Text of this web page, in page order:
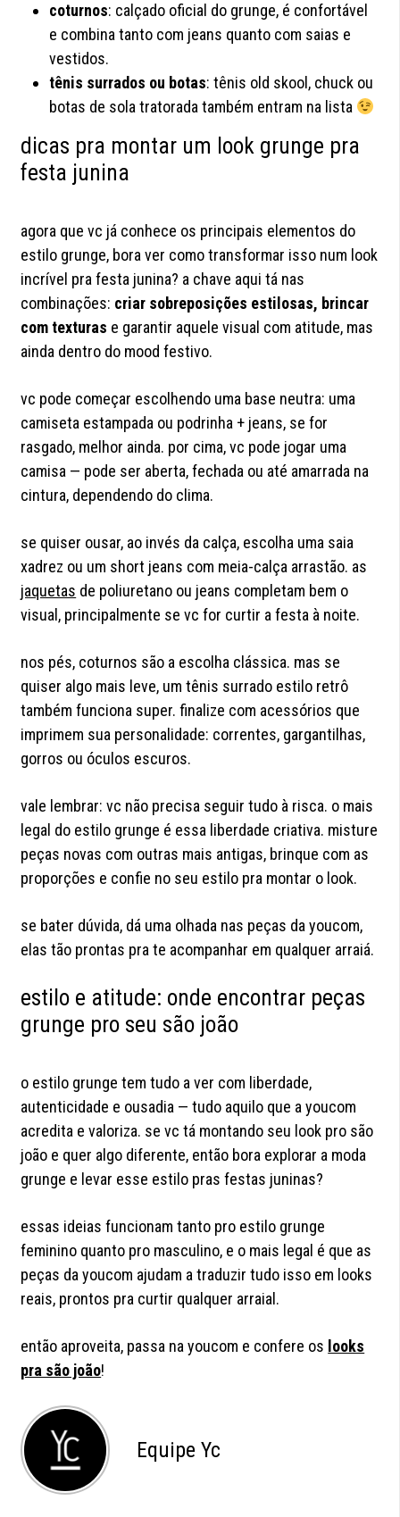
coturnos: calçado oficial do grunge, é confortável
e combina tanto com jeans quanto com saias e
vestidos.
tênis surrados ou botas: tênis old skool, chuck ou
botas de sola tratorada também entram na lista
dicas pra montar um look grunge pra
festa junina
agora que vc já conhece os principais elementos do
estilo grunge, bora ver como transformar isso num look
incrível pra festa junina? a chave aqui tá nas
combinações: criar sobreposições estilosas, brincar
com texturas e garantir aquele visual com atitude, mas
ainda dentro do mood festivo.
vc pode começar escolhendo uma base neutra: uma
camiseta estampada ou podrinha + jeans, se for
rasgado, melhor ainda. por cima, vc pode jogar uma
camisa — pode ser aberta, fechada ou até amarrada na
cintura, dependendo do clima.
se quiser ousar, ao invés da calça, escolha uma saia
xadrez ou um short jeans com meia-calça arrastão. as
jaquetas de poliuretano ou jeans completam bem o
visual, principalmente se vc for curtir a festa à noite.
nos pés, coturnos são a escolha clássica. mas se
quiser algo mais leve, um tênis surrado estilo retrô
também funciona super. finalize com acessórios que
imprimem sua personalidade: correntes, gargantilhas,
gorros ou óculos escuros.
vale lembrar: vc não precisa seguir tudo à risca. o mais
legal do estilo grunge é essa liberdade criativa. misture
peças novas com outras mais antigas, brinque com as
proporções e confie no seu estilo pra montar o look.
se bater dúvida, dá uma olhada nas peças da youcom,
elas tão prontas pra te acompanhar em qualquer arraiá.
estilo e atitude: onde encontrar peças
grunge pro seu são joão
o estilo grunge tem tudo a ver com liberdade,
autenticidade e ousadia — tudo aquilo que a youcom
acredita e valoriza. se vc tá montando seu look pro são
joão e quer algo diferente, então bora explorar a moda
grunge e levar esse estilo pras festas juninas?
essas ideias funcionam tanto pro estilo grunge
feminino quanto pro masculino, e o mais legal é que as
peças da youcom ajudam a traduzir tudo isso em looks
reais, prontos pra curtir qualquer arraial.
então aproveita, passa na youcom e confere os looks
pra são joão!
Equipe Yc